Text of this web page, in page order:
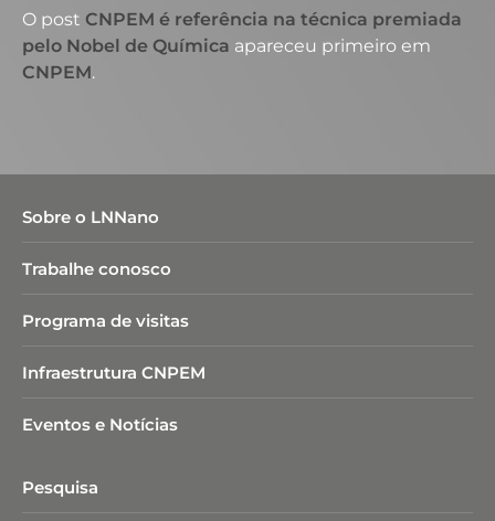
O post CNPEM é referência na técnica premiada
pelo Nobel de Química apareceu primeiro em
CNPEM.
Sobre o LNNano
Trabalhe conosco
Programa de visitas
Infraestrutura CNPEM
Eventos e Notícias
Pesquisa